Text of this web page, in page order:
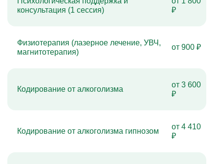
консультация (1 сессия)
₽
Физиотерапия (лазерное лечение, УВЧ,
магнитотерапия)
от 900 ₽
Кодирование от алкоголизма
от 3 600
₽
Кодирование от алкоголизма гипнозом
от 4 410
₽